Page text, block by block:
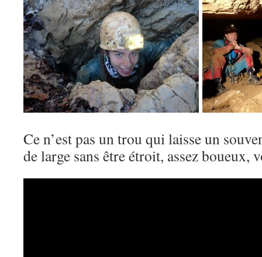
Ce n’est pas un trou qui laisse un
de large sans être étroit, assez boueux,